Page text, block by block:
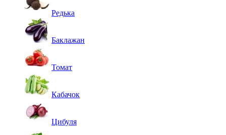
Редька
Баклажан
Томат
Кабачок
Цибуля